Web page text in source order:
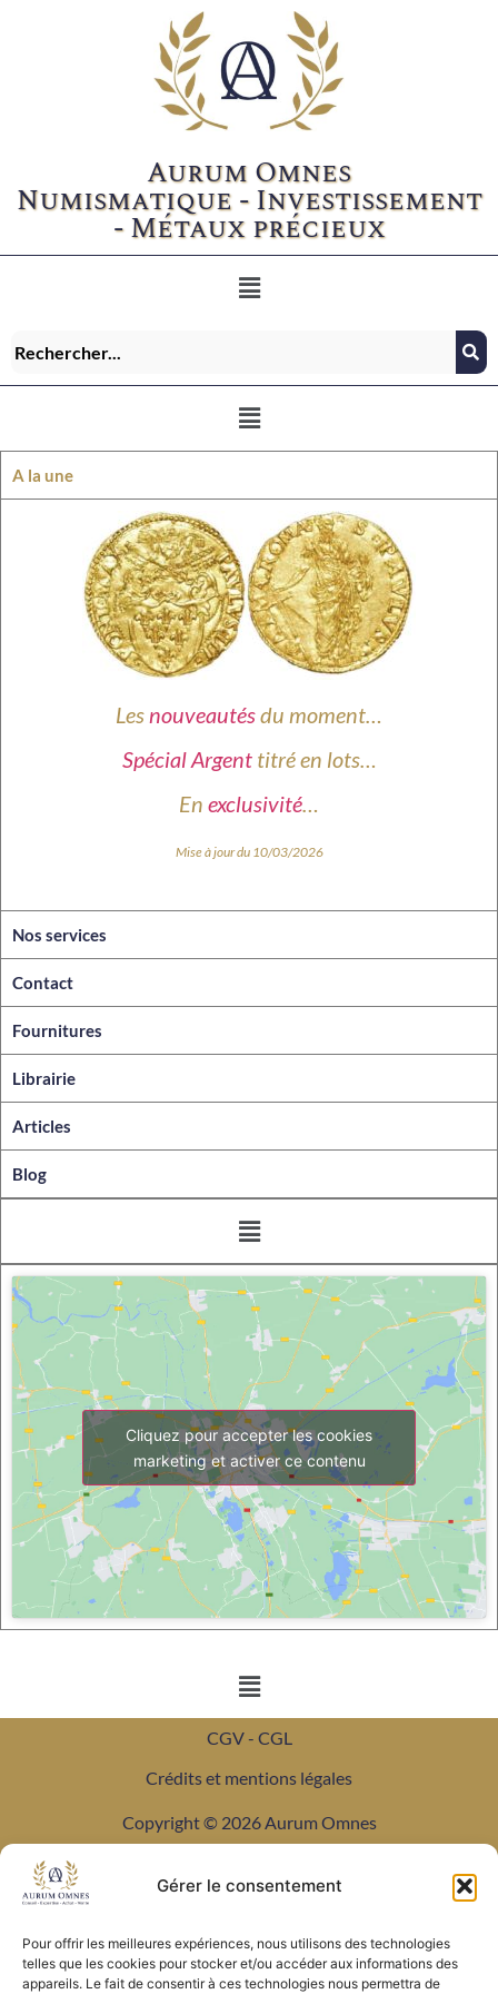
Gérer le consentement
Pour offrir les meilleures expériences, nous utilisons des technologies
telles que les cookies pour stocker et/ou accéder aux informations des
appareils. Le fait de consentir à ces technologies nous permettra de
Aurum Omnes
Numismatique - Investissement
- Métaux précieux
A la une
Lesnouveautésdu moment…
Spécial Argenttitré en lots…
En exclusivité…
Mise à jour du 10/03/2026
Nos services
Contact
Fournitures
Librairie
Articles
Blog
Cliquez pour accepter les cookies
marketing et activer ce contenu
CGV - CGL
Crédits et mentions légales
Copyright © 2026 Aurum Omnes